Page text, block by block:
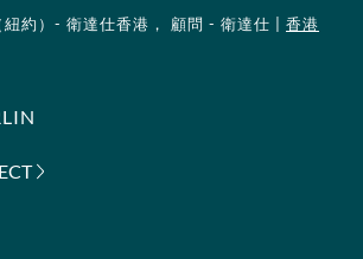
約）- 衛達仕香港， 顧問 - 衛達仕 | 香港